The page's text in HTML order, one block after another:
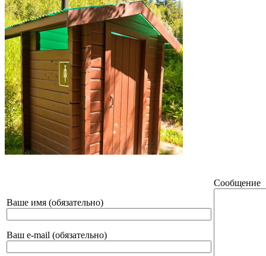
Ваше имя (обязательно)
Ваш e-mail (обязательно)
Сообщение